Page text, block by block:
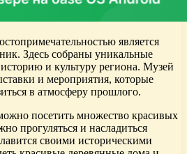
является
Здесь собраны уникальные
и культуру региона. Музей
и мероприятия, которые
в атмосферу прошлого.
посетить множество красивых
прогуляться и насладиться
своими историческими